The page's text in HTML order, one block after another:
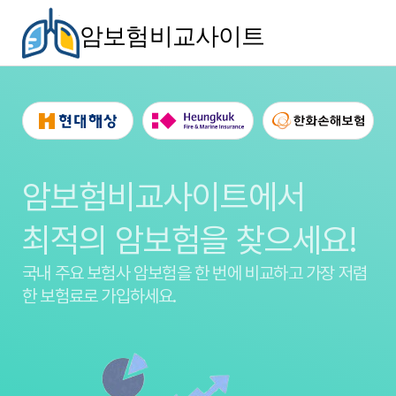
암보험비교사이트
암보험비교사이트에서
최적의 암보험을 찾으세요!
국내 주요 보험사 암보험을한 번에 비교하고 가장 저렴
한 보험료로 가입하세요.